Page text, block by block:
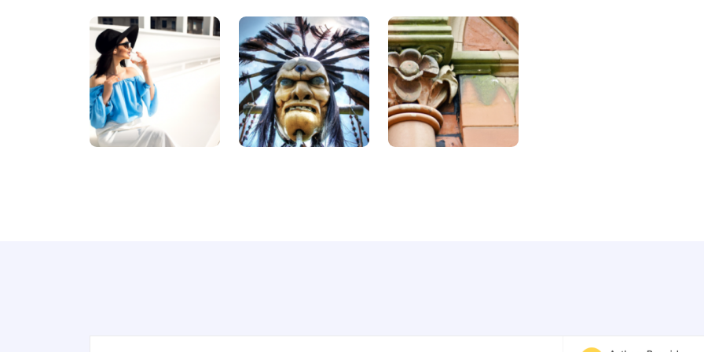
Facebook Ads
Facebook ad copies that make your ads truly
stand out.
Facebook Ads Headlines
Write catchy and convincing headlines to make
your Facebook Ads stand out.